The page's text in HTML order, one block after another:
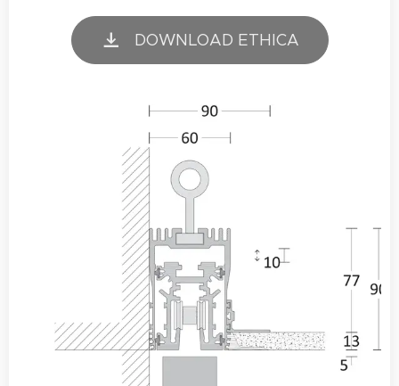
DOWNLOAD ETHICA